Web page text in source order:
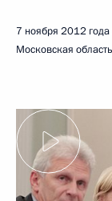
7 ноября 2012 года
Московская